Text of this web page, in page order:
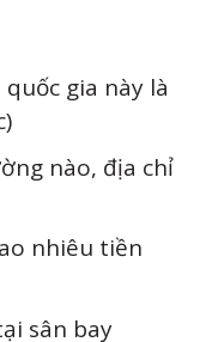
gia này là
nào, địa chỉ
nhiêu tiền
sân bay